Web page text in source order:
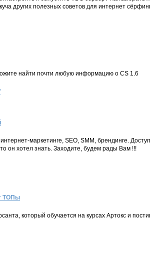
других полезных советов для интернет
найти почти любую информацию о CS 1.6
маркетинге, SEO, SMM, брендинге.
он хотел знать. Заходите, будем рады Вам !!!
ТОПы
который обучается на курсах Артокс и